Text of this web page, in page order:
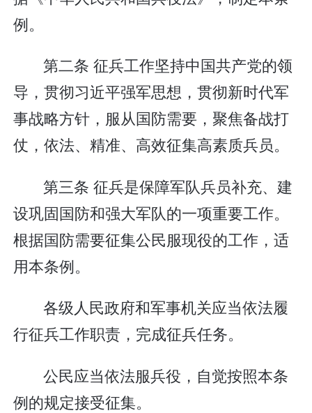
例。
第二条 征兵工作坚持中国共产党的领
导，贯彻习近平强军思想，贯彻新时代军
事战略方针，服从国防需要，聚焦备战打
仗，依法、精准、高效征集高素质兵员。
第三条 征兵是保障军队兵员补充、建
设巩固国防和强大军队的一项重要工作。
根据国防需要征集公民服现役的工作，适
用本条例。
各级人民政府和军事机关应当依法履
行征兵工作职责，完成征兵任务。
公民应当依法服兵役，自觉按照本条
例的规定接受征集。